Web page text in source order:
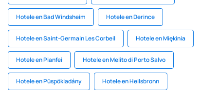
Hotele en Bad Windsheim Hotele en Derince
Hotele en Saint-Germain Les Corbeil Hotele en Miękinia
Hotele en Pianfei Hotele en Melito di Porto Salvo
Hotele en Püspökladány Hotele en Heilsbronn